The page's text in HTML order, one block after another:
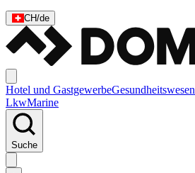
CH/de
Hotel und GastgewerbeGesundheitswesen
LkwMarine
Suche